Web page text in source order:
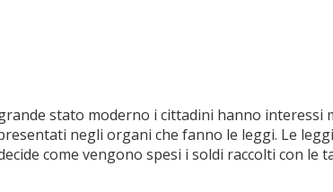
stato moderno i cittadini hanno
negli organi che fanno le leggi. Le
come vengono spesi i soldi raccolti con le